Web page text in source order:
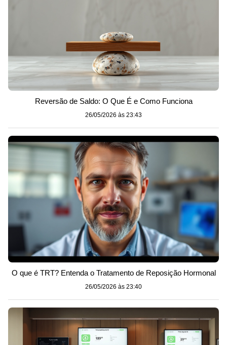
Reversão de Saldo: O Que É e Como Funciona
26/05/2026 às 23:43
O que é TRT? Entenda o Tratamento de Reposição Hormonal
26/05/2026 às 23:40